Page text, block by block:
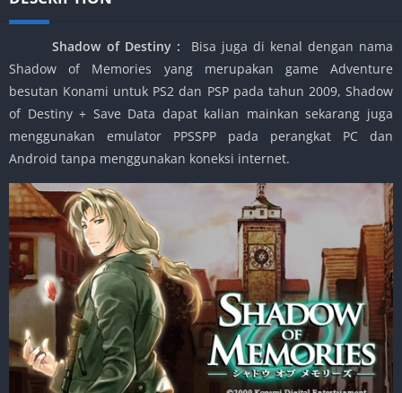
Shadow of Destiny : Bisa juga di kenal dengan nama
Shadow of Memories yang merupakan game Adventure
besutan Konami untuk PS2 dan PSP pada tahun 2009, Shadow
of Destiny + Save Data dapat kalian mainkan sekarang juga
menggunakan emulator PPSSPP pada perangkat PC dan
Android tanpa menggunakan koneksi internet.